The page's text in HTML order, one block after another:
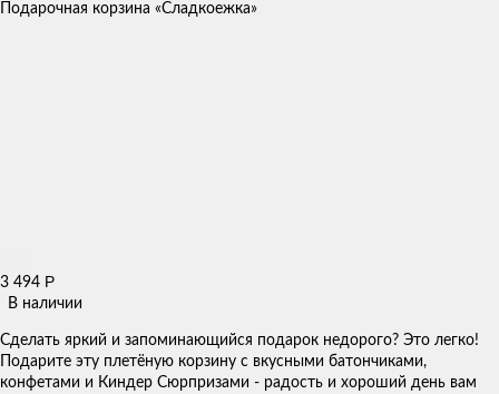
Подарочная корзина «Сладкоежка»
3 494 Р
В наличии
Сделать яркий и запоминающийся подарок недорого? Это легко!
Подарите эту плетёную корзину с вкусными батончиками,
конфетами и Киндер Сюрпризами - радость и хороший день вам